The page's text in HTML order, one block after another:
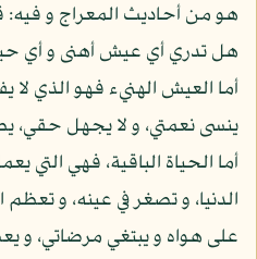
هو من أحاديث المعراج و فيه:
هل تدري أي عيش أهنى و أي
أما العيش الهنيء فهو الذي
ينسى نعمتي، و لا يجهل حقي،
أما الحياة الباقية، فهي التي
الدنيا، و تصغر في عينه، و
على هواه و يبتغي مرضاتي، و